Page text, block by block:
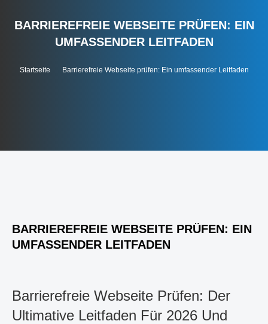
BARRIEREFREIE WEBSEITE PRÜFEN: EIN
UMFASSENDER LEITFADEN
Startseite Barrierefreie Webseite prüfen: Ein umfassender Leitfaden
BARRIEREFREIE WEBSEITE PRÜFEN: EIN
UMFASSENDER LEITFADEN
Barrierefreie Webseite Prüfen: Der
Ultimative Leitfaden Für 2026 Und